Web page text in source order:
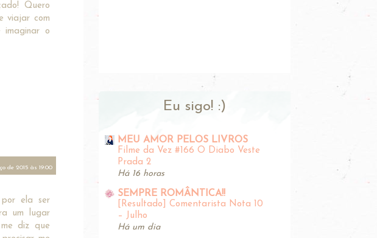
Quero
viajar com
o
de 2015 às 19:00
ela ser
um lugar
diz que
Eu sigo! :)
MEU AMOR PELOS LIVROS
Filme da Vez #166 O Diabo Veste
Prada 2
Há 16 horas
SEMPRE ROMÂNTICA!!
[Resultado] Comentarista Nota 10
– Julho
Há um dia